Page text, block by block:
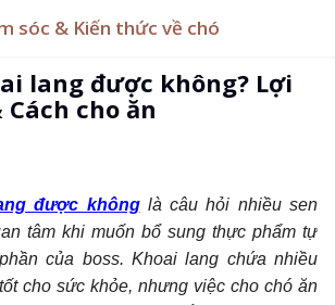
sóc & Kiến thức về chó
lang được không? Lợi
cho ăn